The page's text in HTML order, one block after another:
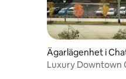
Ägarlägenhet i
aLuxury Downtown